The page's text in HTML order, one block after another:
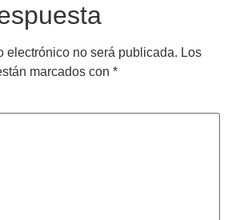
electrónico no será publicada. Los
marcados con *